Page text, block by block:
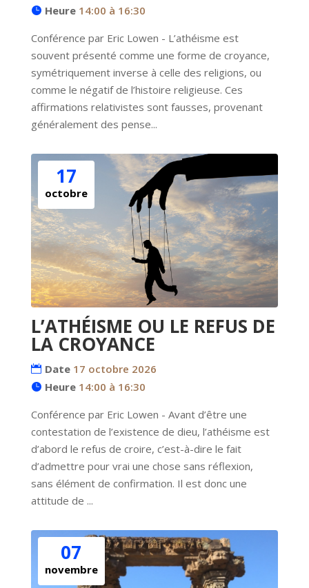
Heure 14:00 à 16:30
Conférence par Eric Lowen - L’athéisme est
souvent présenté comme une forme de croyance,
symétriquement inverse à celle des religions, ou
comme le négatif de l’histoire religieuse. Ces
affirmations relativistes sont fausses, provenant
généralement des pense...
17
octobre
L’ATHÉISME OU LE REFUS DE
LA CROYANCE
Date 17 octobre 2026
Heure 14:00 à 16:30
Conférence par Eric Lowen - Avant d’être une
contestation de l’existence de dieu, l’athéisme est
d’abord le refus de croire, c’est-à-dire le fait
d’admettre pour vrai une chose sans réflexion,
sans élément de confirmation. Il est donc une
attitude de ...
07
novembre